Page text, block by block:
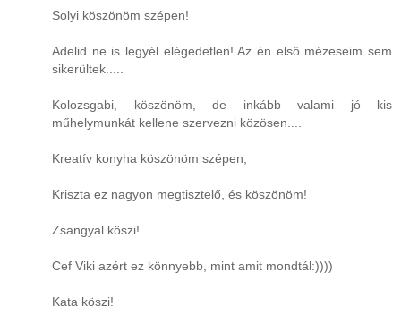
Solyi köszönöm szépen!
Adelid ne is legyél elégedetlen! Az én első mézeseim sem
sikerültek.....
Kolozsgabi, köszönöm, de inkább valami jó kis
műhelymunkát kellene szervezni közösen....
Kreatív konyha köszönöm szépen,
Kriszta ez nagyon megtisztelő, és köszönöm!
Zsangyal köszi!
Cef Viki azért ez könnyebb, mint amit mondtál:))))
Kata köszi!